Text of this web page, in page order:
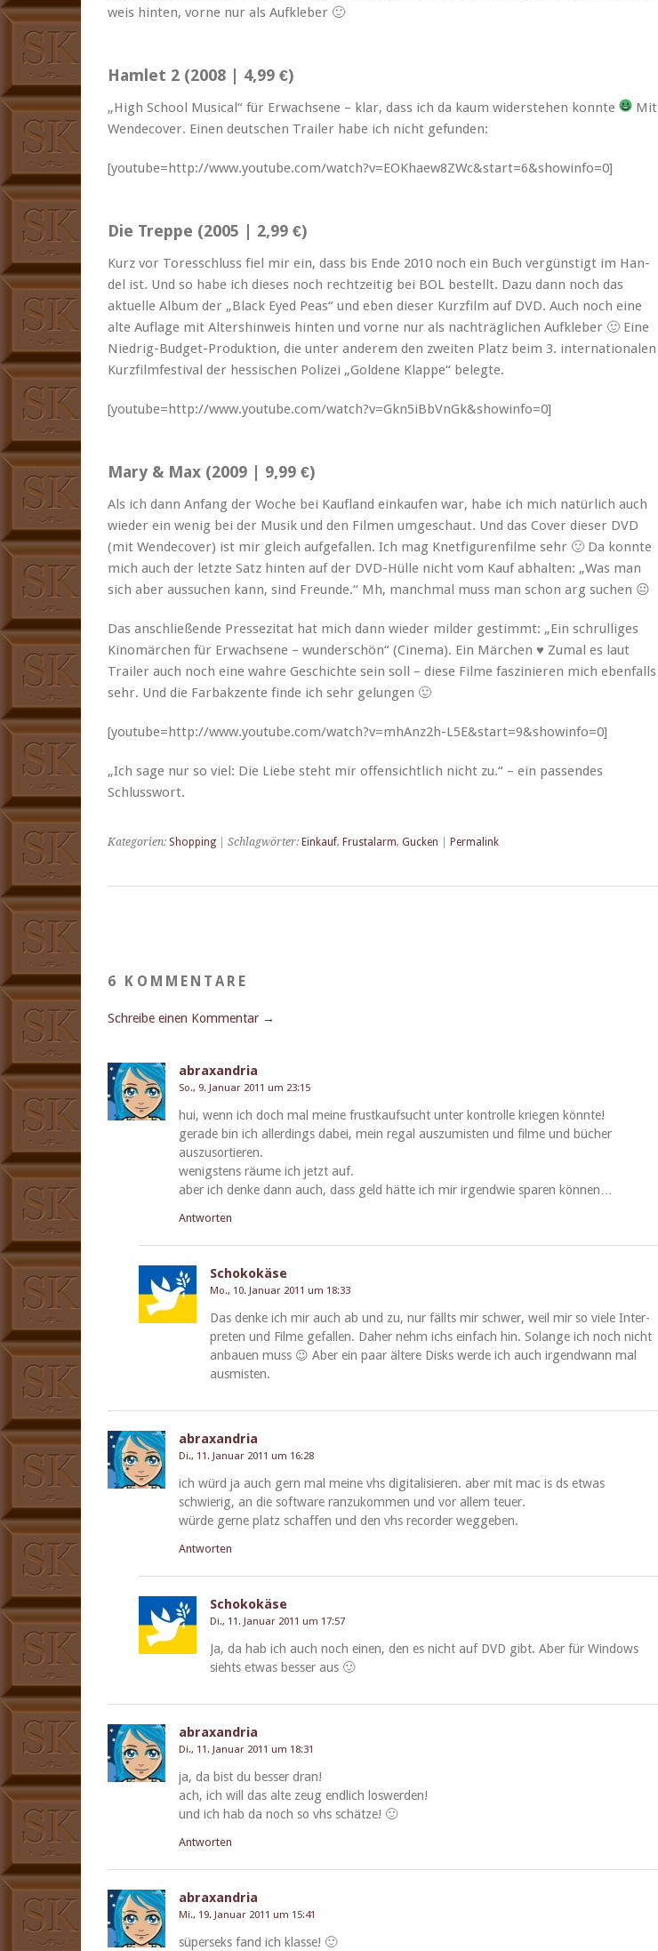
weis hin­ten, vorne nur als Aufkleber 🙂
Hamlet 2 (2008 | 4,99 €)
„High School Musi­cal“ für Erwach­sene – klar, dass ich da kaum wider­ste­hen kon­nte
Mit
Wen­de­cov­er. Einen deutschen Trail­er habe ich nicht gefunden:
[youtube=http://www.youtube.com/watch?v=EOKhaew8ZWc&start=6&showinfo=0]
Die Treppe (2005 | 2,99 €)
Kurz vor Toress­chluss fiel mir ein, dass bis Ende 2010 noch ein Buch vergün­stigt im Han­
del ist. Und so habe ich dieses noch rechtzeit­ig bei BOL bestellt. Dazu dann noch das
aktuelle Album der „Black Eyed Peas“ und eben dieser Kurz­film auf DVD. Auch noch eine
alte Auflage mit Alter­sh­in­weis hin­ten und vorne nur als nachträglichen Aufk­le­ber 🙂 Eine
Niedrig-Bud­get-Pro­duk­tion, die unter anderem den zweit­en Platz beim 3. inter­na­tionalen
Kurz­film­fes­ti­val der hes­sis­chen Polizei „Gold­ene Klappe“ belegte.
[youtube=http://www.youtube.com/watch?v=Gkn5iBbVnGk&showinfo=0]
Mary & Max (2009 | 9,99 €)
Als ich dann Anfang der Woche bei Kau­fland einkaufen war, habe ich mich natür­lich auch
wieder ein wenig bei der Musik und den Fil­men umgeschaut. Und das Cov­er dieser DVD
(mit Wen­de­cov­er) ist mir gle­ich aufge­fall­en. Ich mag Knet­fig­uren­filme sehr 🙂 Da kon­nte
mich auch der let­zte Satz hin­ten auf der DVD-Hülle nicht vom Kauf abhal­ten: „Was man
sich aber aus­suchen kann, sind Fre­unde.“ Mh, manch­mal muss man schon arg suchen 😐
Das anschließende Pressez­i­tat hat mich dann wieder milder ges­timmt: „Ein schrul­liges
Kinomärchen für Erwach­sene – wun­der­schön“ (Cin­e­ma). Ein Märchen ♥ Zumal es laut
Trail­er auch noch eine wahre Geschichte sein soll – diese Filme faszinieren mich eben­falls
sehr. Und die Far­bakzente finde ich sehr gelungen 🙂
[youtube=http://www.youtube.com/watch?v=mhAnz2h-L5E&start=9&showinfo=0]
„Ich sage nur so viel: Die Liebe ste­ht mir offen­sichtlich nicht zu.“ – ein passendes
Schlusswort.
Kategorien: Shopping | Schlagwörter: Einkauf, Frustalarm, Gucken Permalink
6 KOMMENTARE
Schreibe einen Kommentar →
abraxandria
So., 9. Januar 2011 um 23:15
hui, wenn ich doch mal meine frustkauf­sucht unter kon­trolle kriegen könnte!
ger­ade bin ich allerd­ings dabei, mein regal auszu­mis­ten und filme und büch­er
auszusortieren.
wenig­stens räume ich jet­zt auf.
aber ich denke dann auch, dass geld hätte ich mir irgend­wie sparen können…
Antworten
Schokokäse
Mo., 10. Januar 2011 um 18:33
Das denke ich mir auch ab und zu, nur fällts mir schw­er, weil mir so viele Inter­
pre­ten und Filme gefall­en. Daher nehm ichs ein­fach hin. Solange ich noch nicht
anbauen muss 😉 Aber ein paar ältere Disks werde ich auch irgend­wann mal
ausmisten.
abraxandria
Di., 11. Januar 2011 um 16:28
ich würd ja auch gern mal meine vhs dig­i­tal­isieren. aber mit mac is ds etwas
schwierig, an die soft­ware ranzukom­men und vor allem teuer.
würde gerne platz schaf­fen und den vhs recorder weggeben.
Antworten
Schokokäse
Di., 11. Januar 2011 um 17:57
Ja, da hab ich auch noch einen, den es nicht auf DVD gibt. Aber für Win­dows
siehts etwas bess­er aus 🙂
abraxandria
Di., 11. Januar 2011 um 18:31
ja, da bist du bess­er dran!
ach, ich will das alte zeug endlich loswerden!
und ich hab da noch so vhs schätze! 🙂
Antworten
abraxandria
Mi., 19. Januar 2011 um 15:41
süperseks fand ich klasse! 🙂